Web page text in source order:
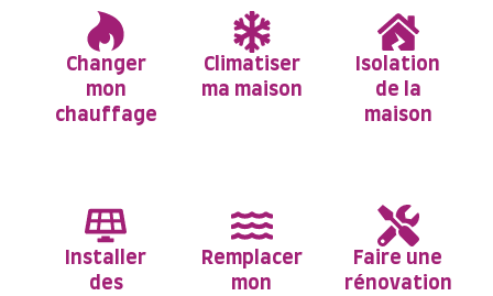
Changer
mon
chauffage
Installer
des
Climatiser
ma maison
Remplacer
mon
Isolation
de la
maison
Faire une
rénovation